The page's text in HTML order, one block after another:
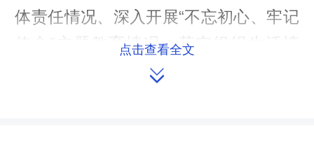
体责任情况、深入开展“不忘初心、牢记
使命”主题教育情况、落实组织生活情
况、发挥组织功能情况、抓党风廉政建
点击查看全文
